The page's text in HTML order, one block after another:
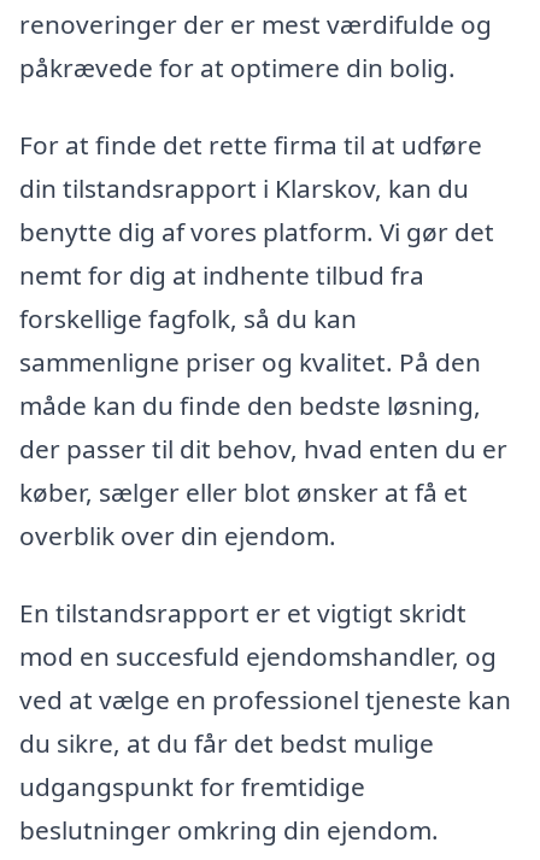
renoveringer der er mest værdifulde og
påkrævede for at optimere din bolig.
For at finde det rette firma til at udføre
din tilstandsrapport i Klarskov, kan du
benytte dig af vores platform. Vi gør det
nemt for dig at indhente tilbud fra
forskellige fagfolk, så du kan
sammenligne priser og kvalitet. På den
måde kan du finde den bedste løsning,
der passer til dit behov, hvad enten du er
køber, sælger eller blot ønsker at få et
overblik over din ejendom.
En tilstandsrapport er et vigtigt skridt
mod en succesfuld ejendomshandler, og
ved at vælge en professionel tjeneste kan
du sikre, at du får det bedst mulige
udgangspunkt for fremtidige
beslutninger omkring din ejendom.